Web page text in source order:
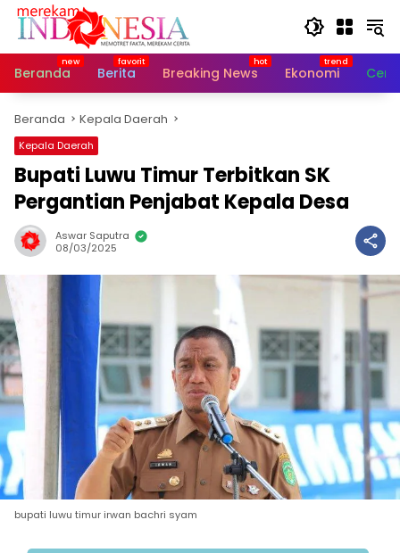
Langsung
Beranda
Berita Breaking News Ekonomi
Beranda Kepala Daerah
Kepala Daerah
Bupati Luwu Timur Terbitkan SK
Pergantian Penjabat Kepala Desa
Aswar Saputra
08/03/2025
bupati luwu timur irwan bachri syam